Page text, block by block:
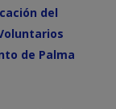
del
de Palma